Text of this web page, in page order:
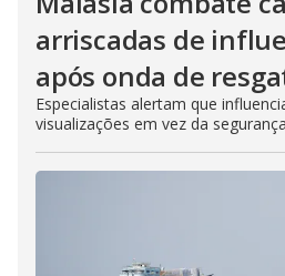
arriscadas de
após onda de
Especialistas alertam que
visualizações em vez da